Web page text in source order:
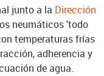
junto a la Dirección
neumáticos 'todo
temperaturas frías
adherencia y
de agua.